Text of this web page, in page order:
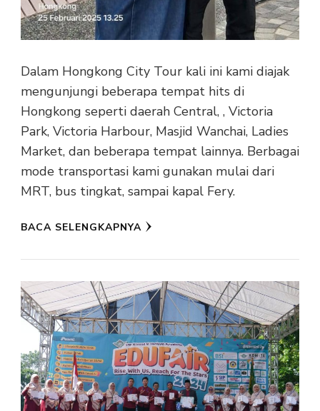
Dalam Hongkong City Tour kali ini kami diajak
mengunjungi beberapa tempat hits di
Hongkong seperti daerah Central, , Victoria
Park, Victoria Harbour, Masjid Wanchai, Ladies
Market, dan beberapa tempat lainnya. Berbagai
mode transportasi kami gunakan mulai dari
MRT, bus tingkat, sampai kapal Fery.
BACA SELENGKAPNYA